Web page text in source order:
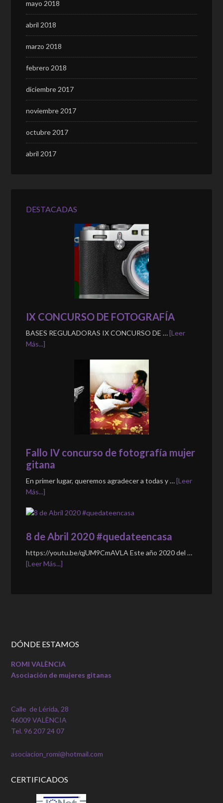
mayo 2018
abril 2018
marzo 2018
febrero 2018
diciembre 2017
noviembre 2017
octubre 2017
abril 2017
DESTACADAS
IX CONCURSO DE FOTOGRAFÍA
BASES REGULADORAS IX CONCURSO DE …[Leer
Más...]
Fallo IV concurso de fotografía mujer
gitana
En primer lugar, queremos agradecer a todas y …[Leer
Más...]
8 de Abril 2020 #quedateencasa
https://youtu.be/qjUM9CmAVLA Este año 2020 del …
[Leer Más...]
DÓNDE ESTAMOS
ROMI VALÈNCIA
Asociación de mujeres gitanas
Calle de Lérida, 28
46009 VALÈNCIA
Tel. 96 207 24 07
asociacion_romi@hotmail.com
CERTIFICADOS